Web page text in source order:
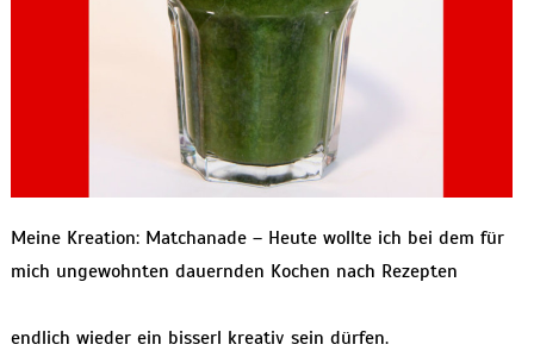
Meine Kreation: Matchanade – Heute wollte ich bei dem für
mich ungewohnten dauernden Kochen nach Rezepten
endlich wieder ein bisserl kreativ sein dürfen.